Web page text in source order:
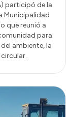
participó de la
Municipalidad
que reunió a
para
ambiente, la